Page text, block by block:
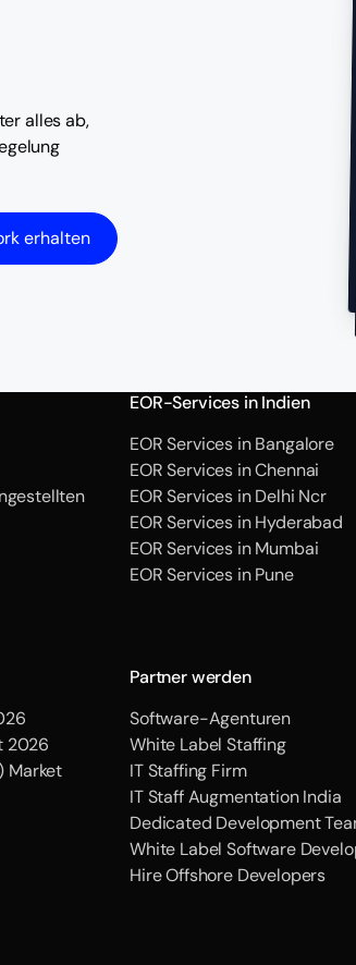
alles ab,
erhalten
EOR-Services in Indien
EOR Services in Bangalore
EOR Services in Chennai
EOR Services in Delhi Ncr
EOR Services in Hyderabad
EOR Services in Mumbai
EOR Services in Pune
2026
Market
Partner werden
Software-Agenturen
White Label Staffing
IT Staffing Firm
IT Staff Augmentation India
Dedicated Development
White Label Software
Hire Offshore Developers